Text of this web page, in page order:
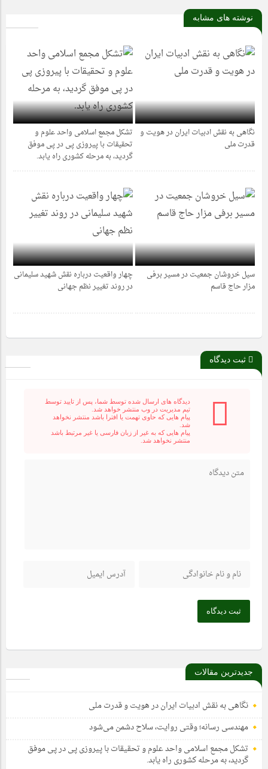
نوشته های مشابه
1 ماه قبل
نگاهی به نقش ادبیات ایران در هویت و
قدرت ملی
1 سال قبل
تشکل مجمع اسلامی واحد علوم و
تحقیقات با پیروزی پی در پی موفق
گردید، به مرحله کشوری راه یابد.
سیل خروشان جمعیت در مسیر برفی
مزار حاج قاسم
1 سال قبل
چهار واقعیت درباره نقش شهید سلیمانی
در روند تغییر نظم جهانی
ثبت دیدگاه
دیدگاه های ارسال شده توسط شما، پس از تایید توسط
تیم مدیریت در وب منتشر خواهد شد.
پیام هایی که حاوی تهمت یا افترا باشد منتشر نخواهد
شد.
پیام هایی که به غیر از زبان فارسی یا غیر مرتبط باشد
منتشر نخواهد شد.
ثبت دیدگاه
جدیدترین مقالات
نگاهی به نقش ادبیات ایران در هویت و قدرت ملی
مهندسی رسانه؛ وقتی روایت، سلاح دشمن می‌شود
تشکل مجمع اسلامی واحد علوم و تحقیقات با پیروزی پی در پی موفق
گردید، به مرحله کشوری راه یابد.